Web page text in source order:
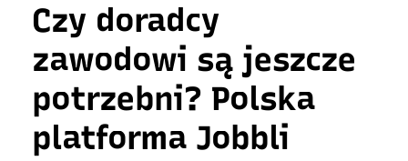
Czy doradcy
zawodowi są jeszcze
potrzebni? Polska
platforma Jobbli